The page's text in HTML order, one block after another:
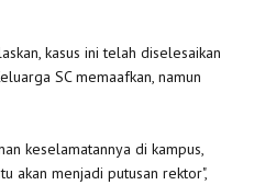
kasus ini telah diselesaikan
SC memaafkan, namun
keselamatannya di kampus,
akan menjadi putusan rektor",